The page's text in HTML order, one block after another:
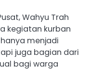
Wahyu Trah
kegiatan kurban
menjadi
juga bagian dari
bagi warga